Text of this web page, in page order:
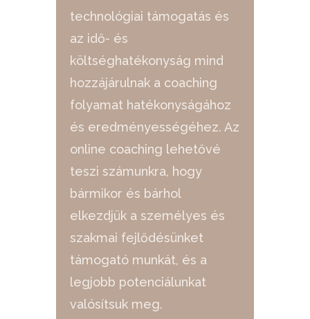
technológiai támogatás és
az idő- és
költséghatékonyság mind
hozzájárulnak a coaching
folyamat hatékonyságához
és eredményességéhez. Az
online coaching lehetővé
teszi számunkra, hogy
bármikor és bárhol
elkezdjük a személyes és
szakmai fejlődésünket
támogató munkát, és a
legjobb potenciálunkat
valósítsuk meg.